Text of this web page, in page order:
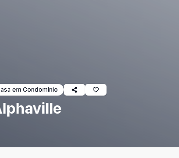
em Condomínio